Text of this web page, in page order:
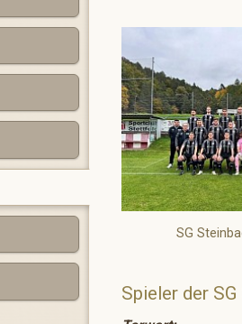
SG
Spieler der